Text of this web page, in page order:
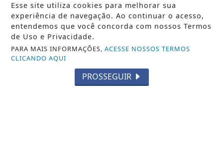
CONTATO
Esse site utiliza cookies para melhorar sua
experiência de navegação. Ao continuar o acesso,
entendemos que você concorda com nossos Termos
de Uso e Privacidade.
PARA MAIS INFORMAÇÕES,ACESSE NOSSOS TERMOS
CLICANDO AQUI
PROSSEGUIR